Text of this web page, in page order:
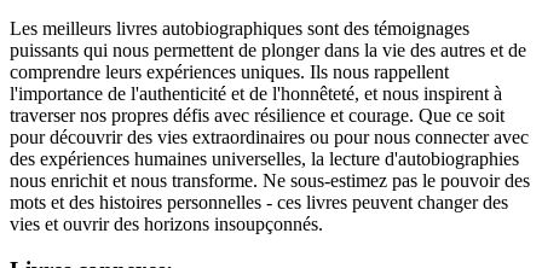
Les meilleurs livres autobiographiques sont des témoignages
puissants qui nous permettent de plonger dans la vie des autres et de
comprendre leurs expériences uniques. Ils nous rappellent
l'importance de l'authenticité et de l'honnêteté, et nous inspirent à
traverser nos propres défis avec résilience et courage. Que ce soit
pour découvrir des vies extraordinaires ou pour nous connecter avec
des expériences humaines universelles, la lecture d'autobiographies
nous enrichit et nous transforme. Ne sous-estimez pas le pouvoir des
mots et des histoires personnelles - ces livres peuvent changer des
vies et ouvrir des horizons insoupçonnés.